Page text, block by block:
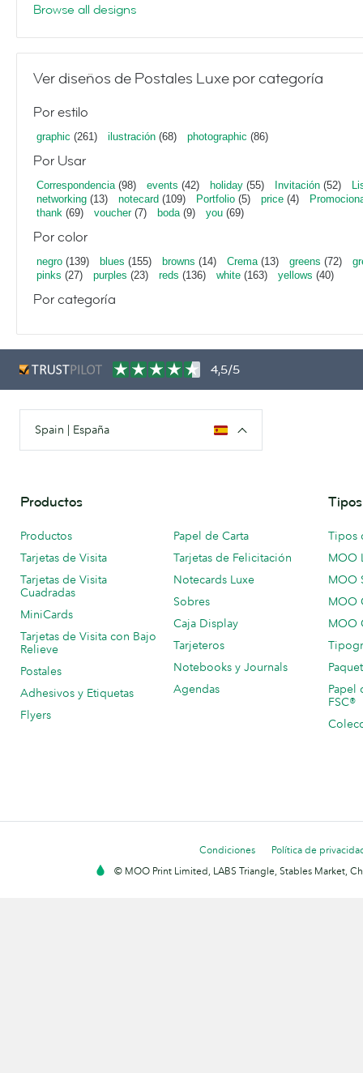
Browse all designs
Ver diseños de Postales Luxe por categoría
Por estilo
graphic (261) ilustración (68) photographic (86)
Por Usar
Correspondencia(98) events (42) holiday (55) Invitación (52)
networking (13) notecard (109) Portfolio (5) price (4)
thank (69) voucher(7) boda(9) you (69)
Por color
negro (139) blues (155) browns (14) Crema(13) greens (72)
pinks (27) purples (23) reds (136) white (163) yellows (40)
Por categoría
4,5/5
Spain | España
Productos
Productos
Tarjetas de Visita
Tarjetas de Visita
Cuadradas
MiniCards
Tarjetas de Visita con Bajo
Relieve
Postales
Adhesivos y Etiquetas
Flyers
Papel de Carta
Tarjetas de Felicitación
Notecards Luxe
Sobres
Caja Display
Tarjeteros
Notebooks y Journals
Agendas
Tipos
MOO
MOO
MOO
MOO
Papel
FSC®
Condiciones
Política de
© MOO Print Limited, LABS Triangle, Stables Market,